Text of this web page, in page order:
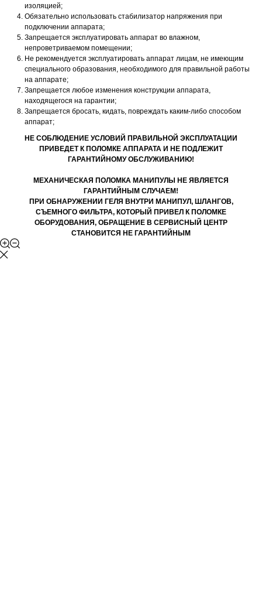
изоляцией;
Обязательно использовать стабилизатор напряжения при
подключении аппарата;
Запрещается эксплуатировать аппарат во влажном,
непроветриваемом помещении;
Не рекомендуется эксплуатировать аппарат лицам, не имеющим
специального образования, необходимого для правильной работы
на аппарате;
Запрещается любое изменения конструкции аппарата,
находящегося на гарантии;
Запрещается бросать, кидать, повреждать каким-либо способом
аппарат;
НЕ СОБЛЮДЕНИЕ УСЛОВИЙ ПРАВИЛЬНОЙ ЭКСПЛУАТАЦИИ
ПРИВЕДЕТ К ПОЛОМКЕ АППАРАТА И НЕ ПОДЛЕЖИТ
ГАРАНТИЙНОМУ ОБСЛУЖИВАНИЮ!
МЕХАНИЧЕСКАЯ ПОЛОМКА МАНИПУЛЫ НЕ ЯВЛЯЕТСЯ
ГАРАНТИЙНЫМ СЛУЧАЕМ!
ПРИ ОБНАРУЖЕНИИ ГЕЛЯ ВНУТРИ МАНИПУЛ, ШЛАНГОВ,
СЪЕМНОГО ФИЛЬТРА, КОТОРЫЙ ПРИВЕЛ К ПОЛОМКЕ
ОБОРУДОВАНИЯ, ОБРАЩЕНИЕ В СЕРВИСНЫЙ ЦЕНТР
СТАНОВИТСЯ НЕ ГАРАНТИЙНЫМ